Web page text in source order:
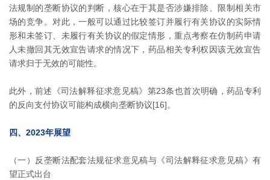
法规制的垄断协议的判断，核心在于其是否涉嫌排除、限制相关市
场的竞争。对此，一般可以通过比较签订并履行有关协议的实际情
形和未签订、未履行有关协议的假定情形，重点考察在仿制药申请
人未撤回其无效宣告请求的情况下，药品相关专利权因该无效宣告
请求归于无效的可能性。
此外，前述《司法解释征求意见稿》第23条也首次明确，药品专利
的反向支付协议可能构成横向垄断协议[16]。
四、2023年展望
（一）反垄断法配套法规征求意见稿与《司法解释征求意见稿》有
望正式出台